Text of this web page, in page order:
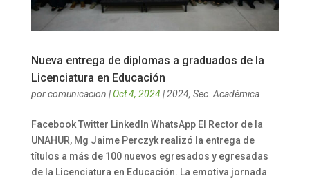
Nueva entrega de diplomas a graduados de la
Licenciatura en Educación
porcomunicacion | Oct 4, 2024|2024, Sec. Académica
Facebook Twitter LinkedIn WhatsApp El Rector de la
UNAHUR, Mg Jaime Perczyk realizó la entrega de
títulos a más de 100 nuevos egresados y egresadas
de la Licenciatura en Educación. La emotiva jornada